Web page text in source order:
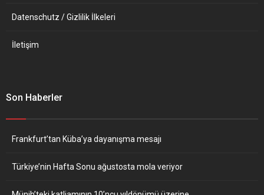
Datenschutz / Gizlilik İlkeleri
İletişim
Son Haberler
Frankfurt’tan Küba’ya dayanışma mesajı
Türkiye’nin Hafta Sonu ağustosta mola veriyor